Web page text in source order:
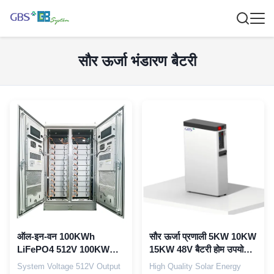
सौर ऊर्जा भंडारण बैटरी
ऑल-इन-वन 100KWh
LiFePO4 512V 100KW
सोलर स्टोरेज सिस्टम इनवर्टर
System Voltage 512V Output
सौर ऊर्जा प्रणाली 5KW 10KW
15KW 48V बैटरी होम उपयोग
के लिए सौर प्रणाली
High Quality Solar Energy